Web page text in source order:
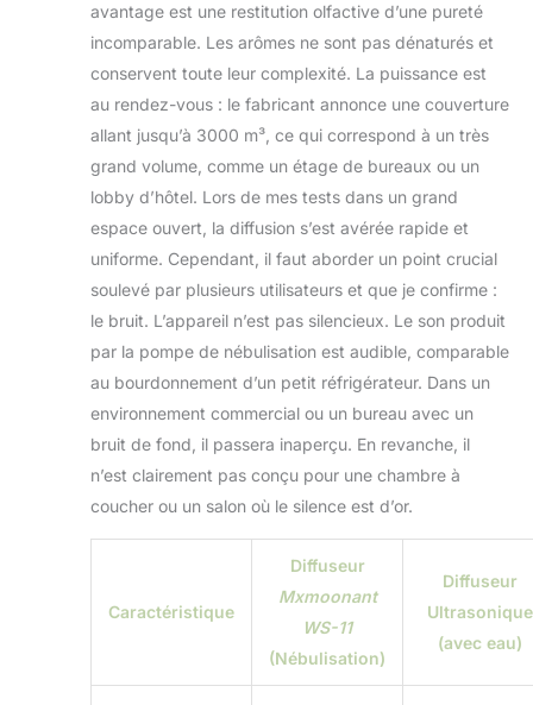
laissez le diffuseur
Mxmoonant le faire
【Sélectionner la
bonne huile
essentielle】Veuillez
sélectionner le
d'aromathérapie,
veuillez ne pas
sélectionner des
huiles de soins de
huiles essentielles
pour Reed Diffuser,
l'effet de diffusion
d'arômes de
l'appareil
d'aromathérapie est
étroitement lié au
type d'huiles
essentielles, si vous
essentielles que
vous sélectionnez
conviennent à
avantage est une restitution olfactive d’une pureté
incomparable. Les arômes ne sont pas dénaturés et
conservent toute leur complexité. La puissance est
au rendez-vous : le fabricant annonce une couverture
allant jusqu’à 3000 m³, ce qui correspond à un très
grand volume, comme un étage de bureaux ou un
lobby d’hôtel. Lors de mes tests dans un grand
espace ouvert, la diffusion s’est avérée rapide et
uniforme. Cependant, il faut aborder un point crucial
soulevé par plusieurs utilisateurs et que je confirme :
le bruit. L’appareil n’est pas silencieux. Le son produit
par la pompe de nébulisation est audible, comparable
au bourdonnement d’un petit réfrigérateur. Dans un
environnement commercial ou un bureau avec un
bruit de fond, il passera inaperçu. En revanche, il
n’est clairement pas conçu pour une chambre à
coucher ou un salon où le silence est d’or.
Caractéristique
Diffuseur
Mxmoonant
WS-11
(Nébulisation)
Diffuseur
Ultrasonique
(avec eau)